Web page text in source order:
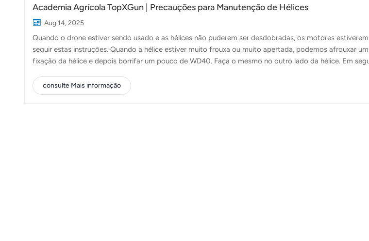
Academia Agrícola TopXGun | Precauções para Manutenção de Hélices
Aug 14, 2025
Quando o drone estiver sendo usado e as hélices não puderem ser desdobradas, os motores
seguir estas instruções. Quando a hélice estiver muito frouxa ou muito apertada, podemos afrouxar
fixação da hélice e depois borrifar um pouco de WD40. Faça o mesmo no outro lado da hélice. Em
ataque da lâmina em 30 graus suaves. Borrifar WD40 é apenas uma solução temporária. Se você
duradoura, a graxa é uma boa escolha e o limite inferior da temperatura dela é de menos 20 graus
consulte Mais informação